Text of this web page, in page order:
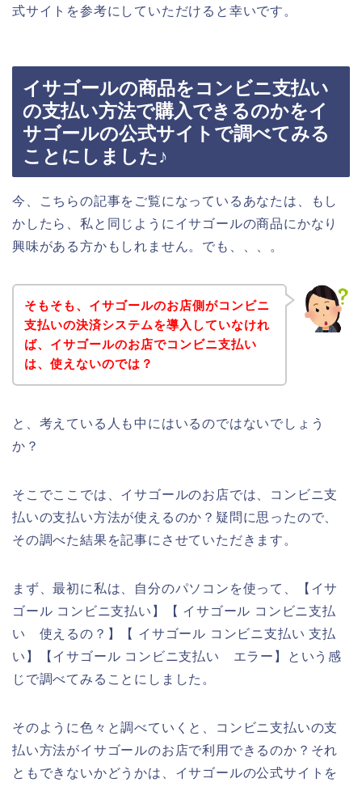
式サイトを参考にしていただけると幸いです。
イサゴールの商品をコンビニ支払い
の支払い方法で購入できるのかをイ
サゴールの公式サイトで調べてみる
ことにしました♪
今、こちらの記事をご覧になっているあなたは、もし
かしたら、私と同じようにイサゴールの商品にかなり
興味がある方かもしれません。でも、、、。
そもそも、イサゴールのお店側がコンビニ
支払いの決済システムを導入していなけれ
ば、イサゴールのお店でコンビニ支払い
は、使えないのでは？
と、考えている人も中にはいるのではないでしょう
か？
そこでここでは、イサゴールのお店では、コンビニ支
払いの支払い方法が使えるのか？疑問に思ったので、
その調べた結果を記事にさせていただきます。
まず、最初に私は、自分のパソコンを使って、【イサ
ゴール コンビニ支払い】【 イサゴール コンビニ支払
い 使えるの？】【 イサゴール コンビニ支払い 支払
い】【イサゴール コンビニ支払い エラー】という感
じで調べてみることにしました。
そのように色々と調べていくと、コンビニ支払いの支
払い方法がイサゴールのお店で利用できるのか？それ
ともできないかどうかは、イサゴールの公式サイトを